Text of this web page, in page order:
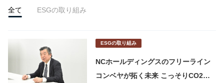
全て ESGの取り組み
ESGの取り組み
NCホールディングスのフリーライン
コンベヤが拓く未来 こっそりCO2ゼ